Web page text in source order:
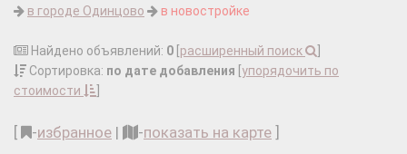
в городе Одинцово
в новостройке
Найдено объявлений: 0 расширенный поиск
Сортировка: по дате добавления упорядочить по
стоимости
-избранное | -показать на карте